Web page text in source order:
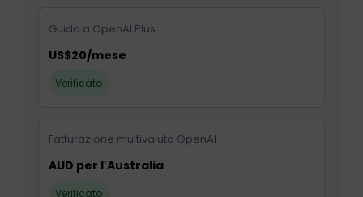
Guida a OpenAI Plus
US$20/mese
Verificato
Fatturazione multivaluta OpenAI
AUD per l'Australia
Verificato